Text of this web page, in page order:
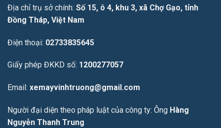
Địa chỉ trụ sở chính: Số 15, ô 4, khu 3, xã Chợ Gạo, tỉnh
Đồng Tháp, Việt Nam
Điện thoại: 02733835645
Giấy phép ĐKKD số: 1200277057
Email: xemayvinhtruong@gmail.com
Người đại diện theo pháp luật của công ty: Ông Hàng
Nguyễn Thanh Trung